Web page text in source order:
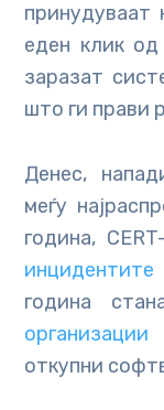
принудуваат
еден клик
заразат
што ги прави
Денес,
меѓу
година,
инцидентите
година
организации
откупни